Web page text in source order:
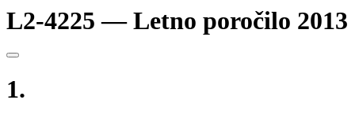
L2-4225 — Letno poročilo 2013
1.